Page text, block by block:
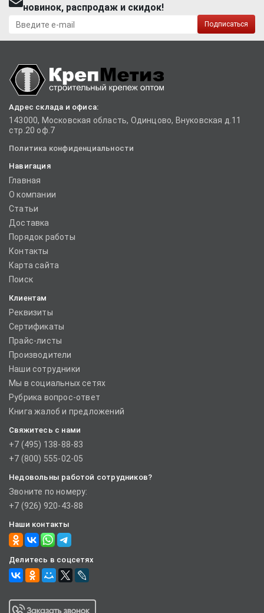
новинок, распродаж и скидок!
Подписаться
Адрес склада и офиса:
143000, Московская область, Одинцово, Внуковская д.11
стр.20 оф.7
Политика конфиденциальности
Навигация
Главная
О компании
Статьи
Доставка
Порядок работы
Контакты
Карта сайта
Поиск
Клиентам
Реквизиты
Сертификаты
Прайс-листы
Производители
Наши сотрудники
Мы в социальных сетях
Рубрика вопрос-ответ
Книга жалоб и предложений
Свяжитесь с нами
+7 (495) 138-88-83
+7 (800) 555-02-05
Недовольны работой сотрудников?
Звоните по номеру:
+7 (926) 920-43-88
Наши контакты
Делитесь в соцсетях